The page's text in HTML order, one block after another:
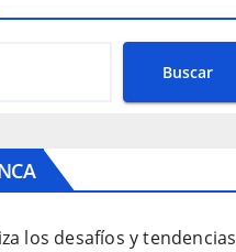
Buscar
los desafíos y tendencias